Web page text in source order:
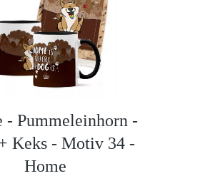
- Pummeleinhorn -
Keks - Motiv 34 -
Home